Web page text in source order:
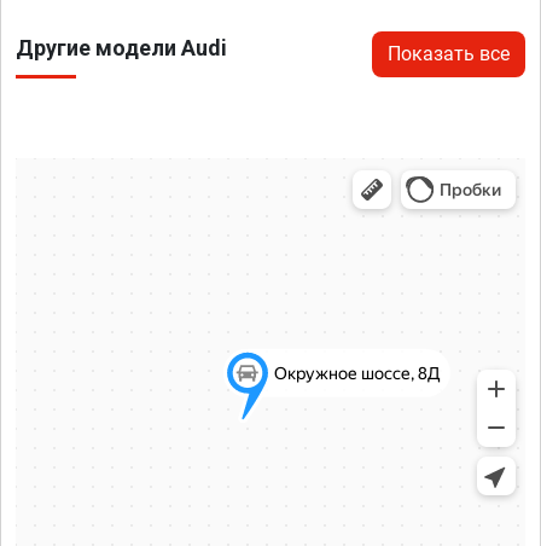
Другие модели Audi Показать все